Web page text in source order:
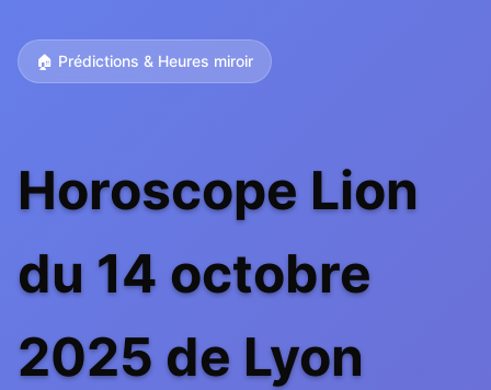
🏠 Prédictions & Heures miroir
Horoscope Lion
du 14 octobre
2025 de Lyon